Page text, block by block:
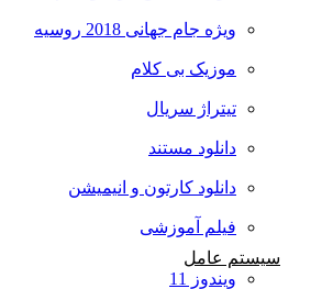
ویژه جام جهانی 2018 روسیه
موزیک بی کلام
تیتراژ سریال
دانلود مستند
دانلود کارتون و انیمیشن
فیلم آموزشی
سیستم عامل
ویندوز 11